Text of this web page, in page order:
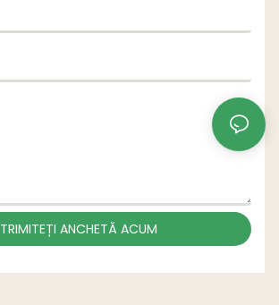
TRIMITEȚI ANCHETĂ ACUM